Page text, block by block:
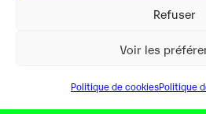
Refuser
Voir les
Politique de cookiesPolitique